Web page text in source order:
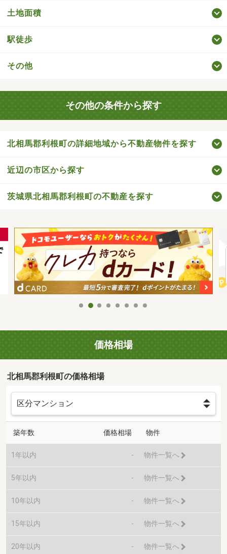
土地面積
駅徒歩
その他
その他の条件から探す
北相馬郡利根町の詳細地域から不動産物件を探す
近辺の市区から探す
茨城県北相馬郡利根町の不動産を探す
価格相場
北相馬郡利根町の価格相場
築年数 価格相場 物件
1年以内 - 物件一覧へ
5年以内 - 物件一覧へ
10年以内 - 物件一覧へ
15年以内 - 物件一覧へ
20年以内 - 物件一覧へ